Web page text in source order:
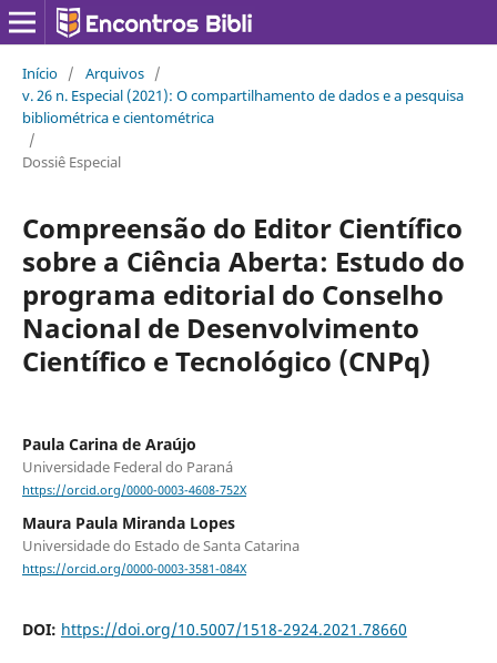
Início / Arquivos /
v. 26 n. Especial (2021): O compartilhamento de dados e a pesquisa
bibliométrica e cientométrica
/
Dossiê Especial
Compreensão do Editor Científico
sobre a Ciência Aberta: Estudo do
programa editorial do Conselho
Nacional de Desenvolvimento
Científico e Tecnológico (CNPq)
Paula Carina de Araújo
Universidade Federal do Paraná
https://orcid.org/0000-0003-4608-752X
Maura Paula Miranda Lopes
Universidade do Estado de Santa Catarina
https://orcid.org/0000-0003-3581-084X
DOI: https://doi.org/10.5007/1518-2924.2021.78660